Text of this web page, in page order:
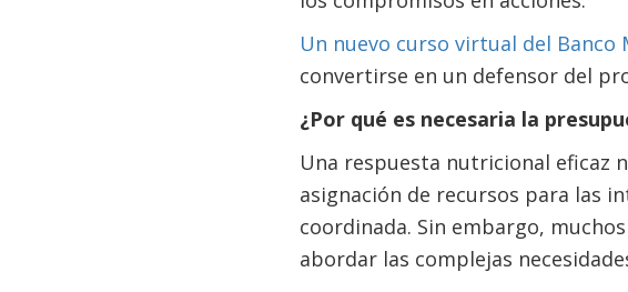
Un nuevo curso virtual del Banco
convertirse en un defensor del
¿Por qué es necesaria la
Una respuesta nutricional eficaz
asignación de recursos para las
coordinada. Sin embargo,
abordar las complejas